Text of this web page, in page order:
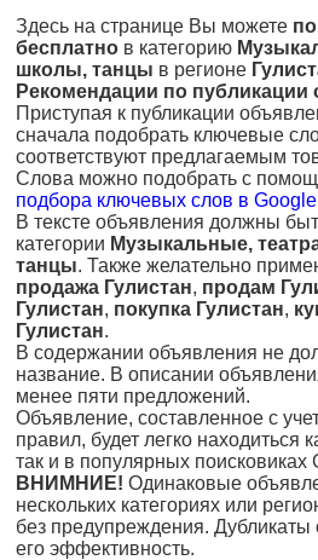
Здесь на странице Вы можете
бесплатно в категорию
школы, танцы в регионе
Рекомендации по публикации
Приступая к публикации
сначала подобрать ключевые
соответствуют предлагаемым
Слова можно подобрать с
подбора ключевых слов в Google
В тексте объявления должны
категории Музыкальные,
танцы. Также желательно
продажа Гулистан, продам
Гулистан, покупка Гулистан,
Гулистан.
В содержании объявления не
название. В описании
менее пяти предложений.
Объявление, составленное с
правил, будет легко находиться
так и в популярных поисковиках
ВНИМНИЕ! Одинаковые
нескольких категориях или
без предупреждения.
его эффективность.